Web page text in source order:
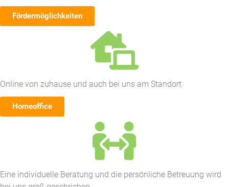
Fördermöglichkeiten
Online von zuhause und auch bei uns am Standort
Homeoffice
Eine individuelle Beratung und die persönliche Betreuung wird